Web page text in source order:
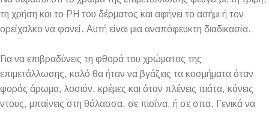
τη χρήση και το PH του δέρματος και αφήνει το ασήμι ή τον
ορείχαλκο να φανεί. Αυτή είναι μια αναπόφευκτη διαδικασία.
Για να επιβραδύνεις τη φθορά του χρώματος της
επιμετάλλωσης, καλό θα ήταν να βγάζεις τα κοσμήματα όταν
φοράς άρωμα, λοσιόν, κρέμες και όταν πλένεις πιάτα, κάνεις
ντους, μπαίνεις στη θάλασσα, σε πισίνα, ή σε σπα. Γενικά να